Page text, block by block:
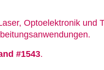
Optoelektronik und
#1543.